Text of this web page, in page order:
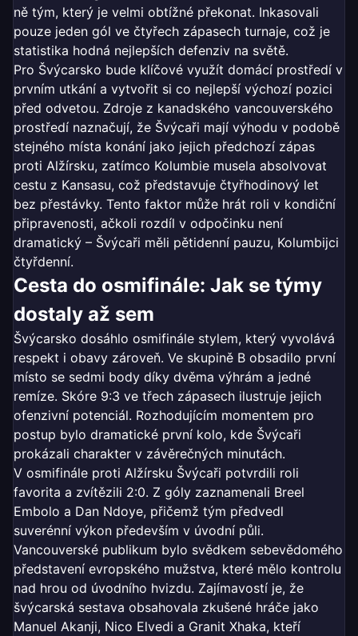
ně tým, který je velmi obtížné překonat. Inkasovali
pouze jeden gól ve čtyřech zápasech turnaje, což je
statistika hodná nejlepších defenziv na světě.
Pro Švýcarsko bude klíčové využít domácí prostředí v
prvním utkání a vytvořit si co nejlepší výchozí pozici
před odvetou. Zdroje z kanadského vancouverského
prostředí naznačují, že Švýcaři mají výhodu v podobě
stejného místa konání jako jejich předchozí zápas
proti Alžírsku, zatímco Kolumbie musela absolvovat
cestu z Kansasu, což představuje čtyřhodinový let
bez přestávky. Tento faktor může hrát roli v kondiční
připravenosti, ačkoli rozdíl v odpočinku není
dramatický – Švýcaři měli pětidenní pauzu, Kolumbijci
čtyřdenní.
Cesta do osmifinále: Jak se týmy
dostaly až sem
Švýcarsko dosáhlo osmifinále stylem, který vyvolává
respekt i obavy zároveň. Ve skupině B obsadilo první
místo se sedmi body díky dvěma výhrám a jedné
remíze. Skóre 9:3 ve třech zápasech ilustruje jejich
ofenzivní potenciál. Rozhodujícím momentem pro
postup bylo dramatické první kolo, kde Švýcaři
prokázali charakter v závěrečných minutách.
V osmifinále proti Alžírsku Švýcaři potvrdili roli
favorita a zvítězili 2:0. Z góly zaznamenali Breel
Embolo a Dan Ndoye, přičemž tým předvedl
suverénní výkon především v úvodní půli.
Vancouverské publikum bylo svědkem sebevědomého
představení evropského mužstva, které mělo kontrolu
nad hrou od úvodního hvizdu. Zajímavostí je, že
švýcarská sestava obsahovala zkušené hráče jako
Manuel Akanji, Nico Elvedi a Granit Xhaka, kteří